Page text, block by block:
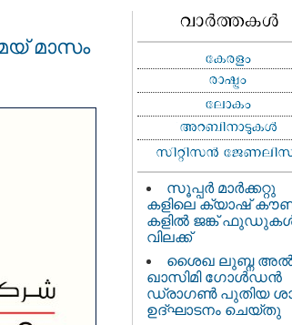
മാസം
സൂപ്പർ മാർക്കറ്റു
കളിലെ ക്യാഷ്
കളിൽ ജങ്ക്
വിലക്ക്
ശൈഖ ലുബ്ന
ഖാസിമി ഗോൾഡൻ
ഡ്രാഗൺ പുതിയ
ഉദ്ഘാടനം ചെയ്തു